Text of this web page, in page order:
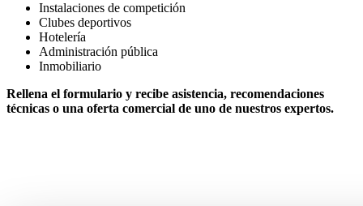
Instalaciones de competición
Clubes deportivos
Hotelería
Administración pública
Inmobiliario
Rellena el formulario y recibe asistencia, recomendaciones
técnicas o una oferta comercial de uno de nuestros expertos.